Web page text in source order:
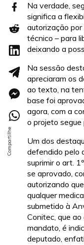
Na verdade,
significa a
autorização
técnico – para
deixando a
Na sessão
apreciaram os
ao texto, na
base foi
agora, com a
o projeto segue
Um dos
defendido pelo
suprimir o art.
se aprovado,
autorizando
qualquer
submetido à
Conitec, que
mandato, é
deputado,